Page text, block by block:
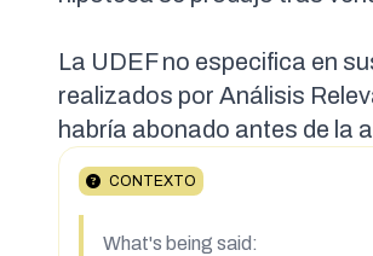
La UDEF no especifica en
realizados por Análisis
habría abonado antes de la
CONTEXTO
What's being said: